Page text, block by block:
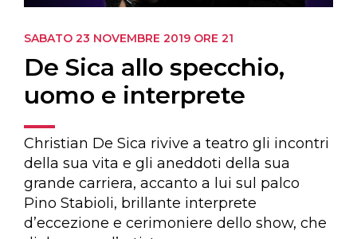
SABATO 23 NOVEMBRE 2019 ORE 21
De Sica allo specchio,
uomo e interprete
Christian De Sica rivive a teatro gli incontri
della sua vita e gli aneddoti della sua
grande carriera, accanto a lui sul palco
Pino Stabioli, brillante interprete
d’eccezione e cerimoniere dello show, che